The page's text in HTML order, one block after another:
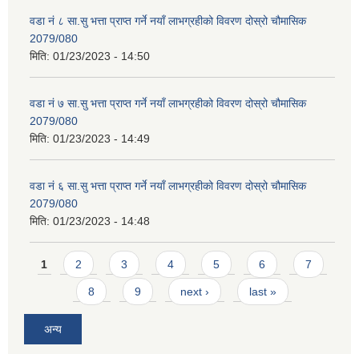
वडा नं ८ सा.सु भत्ता प्राप्त गर्ने नयाँ लाभग्रहीको विवरण दोस्रो चौमासिक
2079/080
मिति: 01/23/2023 - 14:50
वडा नं ७ सा.सु भत्ता प्राप्त गर्ने नयाँ लाभग्रहीको विवरण दोस्रो चौमासिक
2079/080
मिति: 01/23/2023 - 14:49
वडा नं ६ सा.सु भत्ता प्राप्त गर्ने नयाँ लाभग्रहीको विवरण दोस्रो चौमासिक
2079/080
मिति: 01/23/2023 - 14:48
Pages
1 2 3 4 5 6 7
8 9 next › last »
अन्य